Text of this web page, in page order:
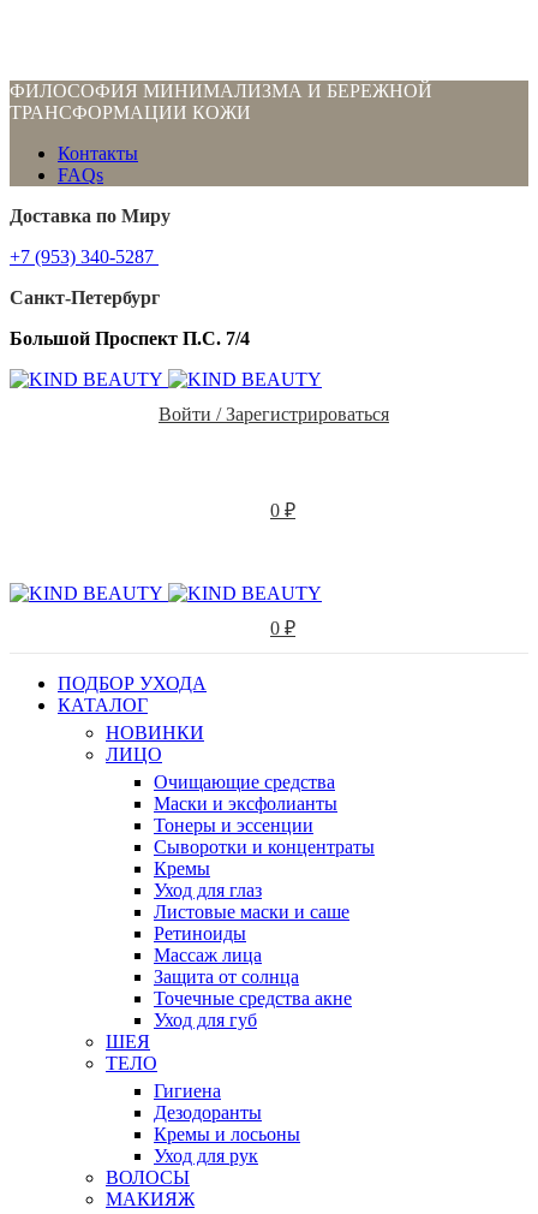
ФИЛОСОФИЯ МИНИМАЛИЗМА И БЕРЕЖНОЙ
ТРАНСФОРМАЦИИ КОЖИ
Контакты
FAQs
Доставка по Миру
+7 (953) 340-5287
Санкт-Петербург
Большой Проспект П.С. 7/4
Войти / Зарегистрироваться
0 ₽
0 ₽
ПОДБОР УХОДА
КАТАЛОГ
НОВИНКИ
ЛИЦО
Очищающие средства
Маски и эксфолианты
Тонеры и эссенции
Сыворотки и концентраты
Кремы
Уход для глаз
Листовые маски и саше
Ретиноиды
Массаж лица
Защита от солнца
Точечные средства акне
Уход для губ
ШЕЯ
ТЕЛО
Гигиена
Дезодоранты
Кремы и лосьоны
Уход для рук
ВОЛОСЫ
МАКИЯЖ